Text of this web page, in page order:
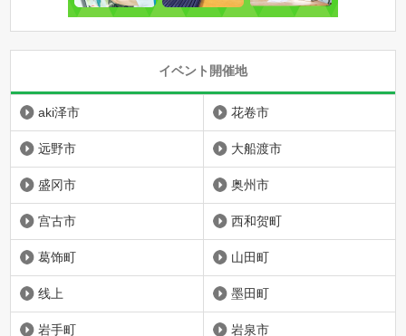
イベント開催地
aki泽市 花卷市
远野市 大船渡市
盛冈市 奥州市
宫古市 西和贺町
葛饰町 山田町
线上 墨田町
岩手町 岩泉市